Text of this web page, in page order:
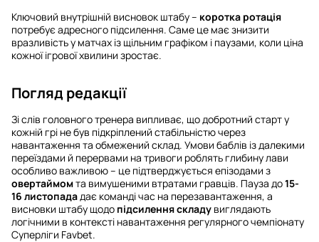
Ключовий внутрішній висновок штабу – коротка ротація
потребує адресного підсилення. Саме це має знизити
вразливість у матчах із щільним графіком і паузами, коли ціна
кожної ігрової хвилини зростає.
Погляд редакції
Зі слів головного тренера випливає, що добротний старт у
кожній грі не був підкріплений стабільністю через
навантаження та обмежений склад. Умови баблів із далекими
переїздами й перервами на тривоги роблять глибину лави
особливо важливою – це підтверджується епізодами з
овертаймомта вимушеними втратами гравців. Пауза до15-
16 листопада дає команді час на перезавантаження, а
висновки штабу щодо підсилення складу виглядають
логічними в контексті навантаження регулярного чемпіонату
Суперліги Favbet.